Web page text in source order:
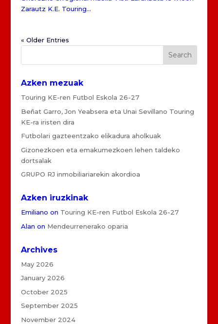
Zarautz K.E. Touring...
« Older Entries
Azken mezuak
Touring KE-ren Futbol Eskola 26-27
Beñat Garro, Jon Yeabsera eta Unai Sevillano Touring
KE-ra iristen dira
Futbolari gazteentzako elikadura aholkuak
Gizonezkoen eta emakumezkoen lehen taldeko
dortsalak
GRUPO RJ inmobiliariarekin akordioa
Azken iruzkinak
Emiliano on Touring KE-ren Futbol Eskola 26-27
Alan on Mendeurrenerako oparia
Archives
May 2026
January 2026
October 2025
September 2025
November 2024